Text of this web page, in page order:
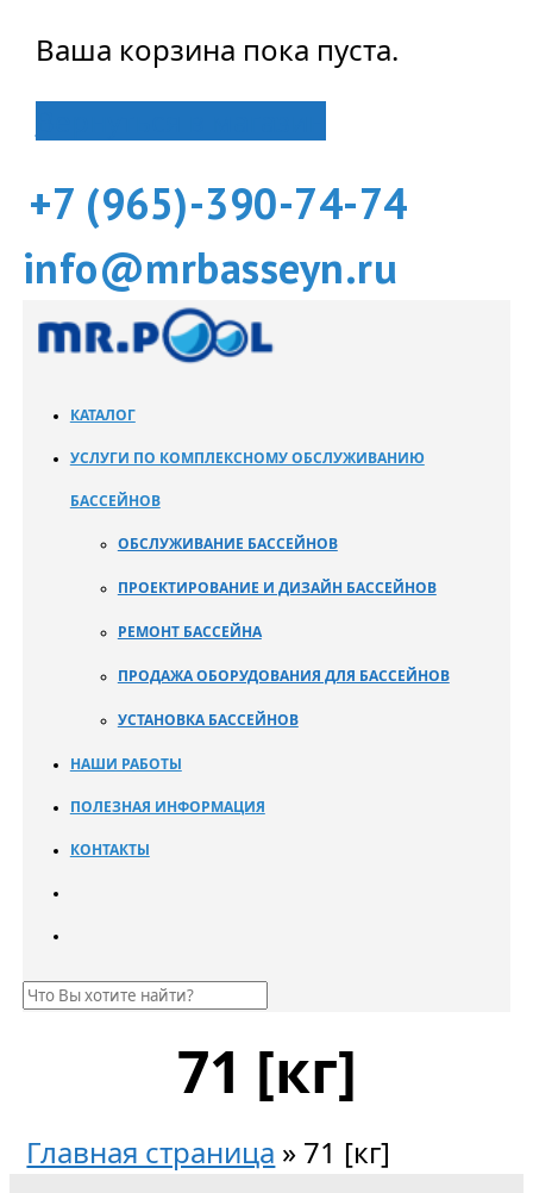
Ваша корзина пока пуста.
+7 (965)-390-74-74
info@mrbasseyn.ru
КАТАЛОГ
УСЛУГИ ПО КОМПЛЕКСНОМУ ОБСЛУЖИВАНИЮ
БАССЕЙНОВ
ОБСЛУЖИВАНИЕ БАССЕЙНОВ
ПРОЕКТИРОВАНИЕ И ДИЗАЙН БАССЕЙНОВ
РЕМОНТ БАССЕЙНА
ПРОДАЖА ОБОРУДОВАНИЯ ДЛЯ БАССЕЙНОВ
УСТАНОВКА БАССЕЙНОВ
НАШИ РАБОТЫ
ПОЛЕЗНАЯ ИНФОРМАЦИЯ
КОНТАКТЫ
71 [кг]
Главная страница » 71 [кг]